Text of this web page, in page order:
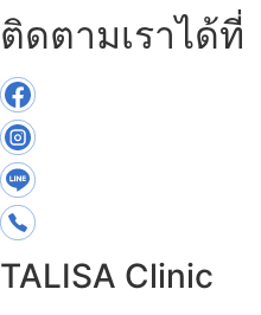
ติดตามเราได้ที่
TALISA Clinic